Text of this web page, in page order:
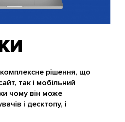
рішення, що
так і мобільний
чому він може
і десктопу, і